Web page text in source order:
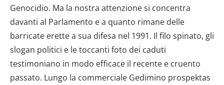
Genocidio. Ma la nostra attenzione si concentra
davanti al Parlamento e a quanto rimane delle
barricate erette a sua difesa nel 1991. Il filo spinato, gli
slogan politici e le toccanti foto dei caduti
testimoniano in modo efficace il recente e cruento
passato. Lungo la commerciale Gedimino prospektas